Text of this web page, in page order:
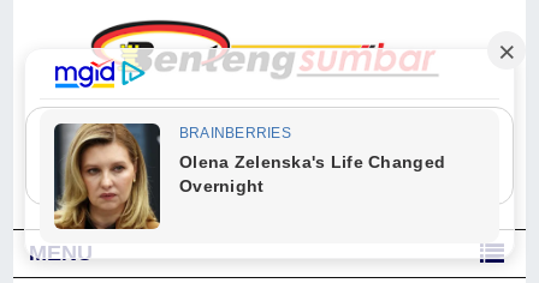
"Sesungguhnya Allah dan para malaikat-Nya berselawat untuk Nabi.
Wahai orang-orang yang beriman, berselawatlah kamu untuk Nabi dan
ucapkanlah salam dengan penuh penghormatan kepadanya." (Qs. Al
Ahzab Ayat 56)
MENU